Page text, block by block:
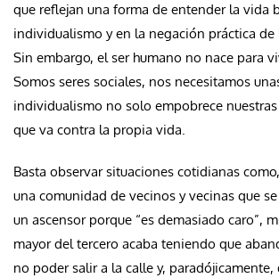
que reflejan una forma de entender la vida
individualismo y en la negación práctica
Sin embargo, el ser humano no nace para
Somos seres sociales, nos necesitamos
individualismo no solo empobrece
que va contra la propia vida.
Basta observar situaciones cotidianas
una comunidad de vecinos y vecinas que
un ascensor porque “es demasiado caro”,
mayor del tercero acaba teniendo que
no poder salir a la calle y, paradójicamente,